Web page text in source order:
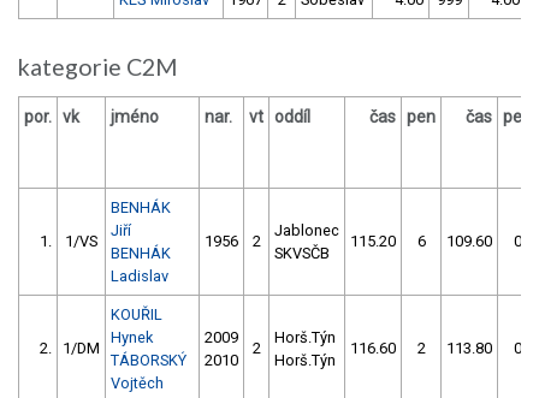
kategorie C2M
por. vk jméno nar. vt oddíl čas pen čas pen
1. 1/VS
BENHÁK
Jiří
BENHÁK
Ladislav
1956 2
Jablonec
SKVSČB
115.20 6 109.60 0
2. 1/DM
KOUŘIL
Hynek
TÁBORSKÝ
Vojtěch
2009
2010
2
Horš.Týn
Horš.Týn
116.60 2 113.80 0